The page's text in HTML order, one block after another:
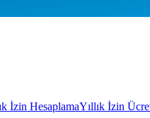
İzin HesaplamaYıllık İzin